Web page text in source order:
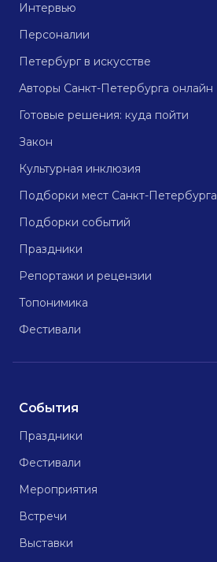
Интервью
Персоналии
Петербург в искусстве
Авторы Санкт-Петербурга онлайн
Готовые решения: куда пойти
Закон
Культурная инклюзия
Подборки мест Санкт-Петербурга
Подборки событий
Праздники
Репортажи и рецензии
Топонимика
Фестивали
События
Праздники
Фестивали
Мероприятия
Встречи
Выставки